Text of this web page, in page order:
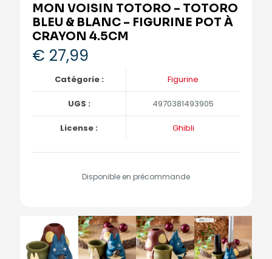
MON VOISIN TOTORO – TOTORO
BLEU & BLANC – FIGURINE POT À
CRAYON 4.5CM
€ 27,99
Catégorie : Figurine
UGS : 4970381493905
License : Ghibli
Disponible en précommande